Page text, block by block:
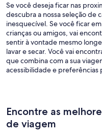
Se você deseja ficar nas
descubra a nossa seleção de
inesquecível. Se você ficar
crianças ou amigos, vai
sentir à vontade mesmo
lavar e secar. Você vai
que combina com a sua
acessibilidade e preferências
Encontre as
de viagem